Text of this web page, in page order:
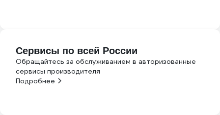
Сервисы по всей России
Обращайтесь за обслуживанием в авторизованные
сервисы производителя
Подробнее